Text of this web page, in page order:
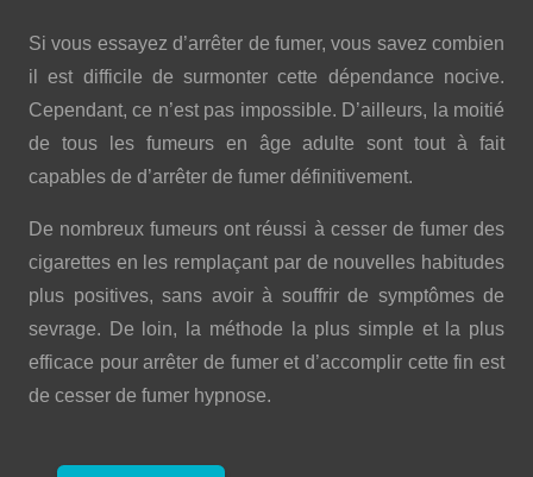
Si vous essayez d’arrêter de fumer, vous savez combien
il est difficile de surmonter cette dépendance nocive.
Cependant, ce n’est pas impossible. D’ailleurs, la moitié
de tous les fumeurs en âge adulte sont tout à fait
capables de d’arrêter de fumer définitivement.
De nombreux fumeurs ont réussi à cesser de fumer des
cigarettes en les remplaçant par de nouvelles habitudes
plus positives, sans avoir à souffrir de symptômes de
sevrage. De loin, la méthode la plus simple et la plus
efficace pour arrêter de fumer et d’accomplir cette fin est
de cesser de fumer hypnose.